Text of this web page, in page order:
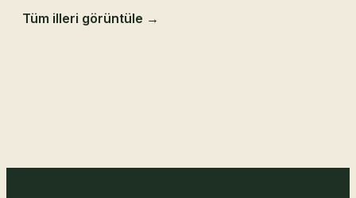
Tüm illeri görüntüle →